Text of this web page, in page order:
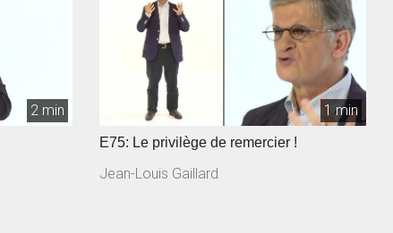
2 min 1 min
E75: Le privilège de remercier !
Jean-Louis Gaillard